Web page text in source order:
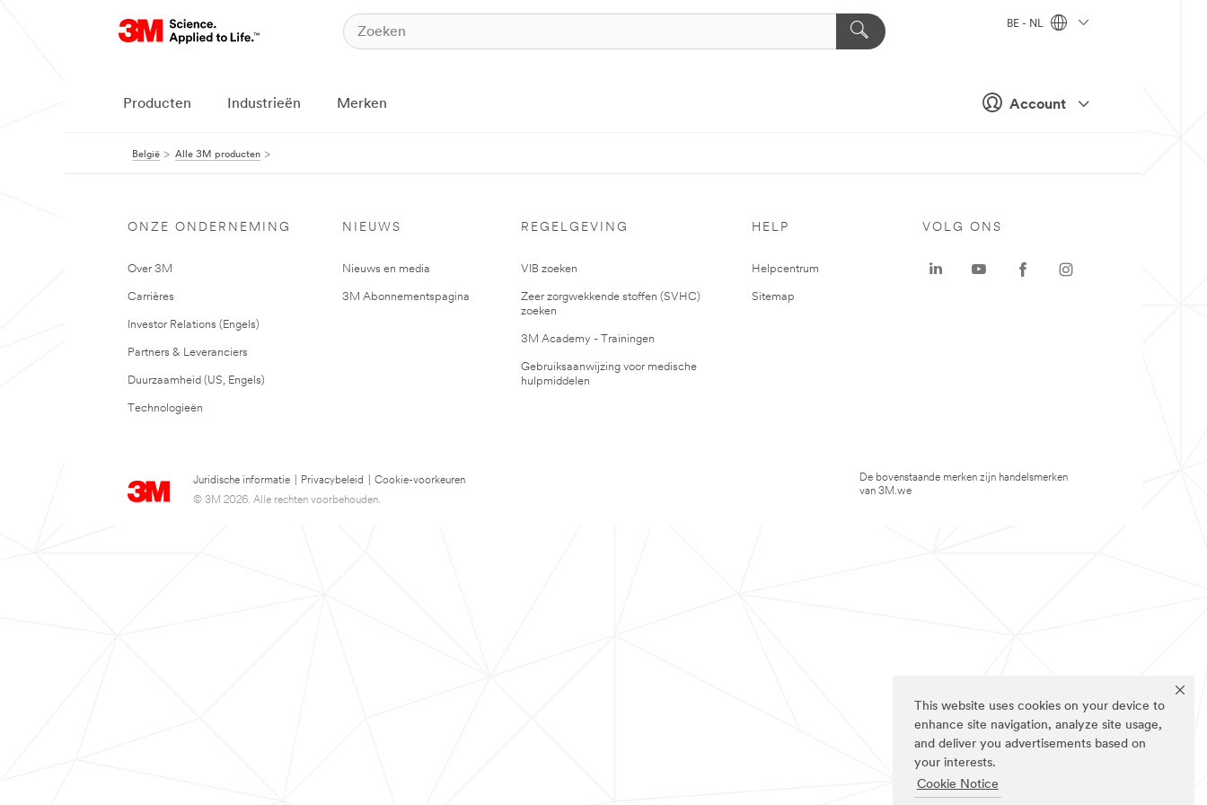
This website uses cookies on your device to
enhance site navigation, analyze site usage,
and deliver you advertisements based on
your interests.
Cookie Notice
Account
BE - NL
Producten Industrieën Merken
België Alle 3M producten
ONZE ONDERNEMING
Over 3M
Carrières
Investor Relations (Engels)
Partners & Leveranciers
Duurzaamheid (US, Engels)
Technologieën
NIEUWS
Nieuws en media
3M Abonnementspagina
REGELGEVING
VIB zoeken
Zeer zorgwekkende stoffen (SVHC)
zoeken
3M Academy - Trainingen
Gebruiksaanwijzing voor medische
hulpmiddelen
HELP
Helpcentrum
Sitemap
Juridische informatie Privacybeleid
Cookie-voorkeuren
© 3M 2026. Alle rechten voorbehouden.
VOLG ONS
De bovenstaande merken zijn handelsmerken
van 3M.we